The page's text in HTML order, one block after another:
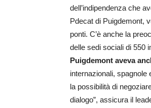
dell’indipendenza che
Pdecat di Puigdemont,
ponti. C’è anche la
delle sedi sociali di 550
Puigdemont aveva
internazionali, spagnole
la possibilità di
dialogo”, assicura il